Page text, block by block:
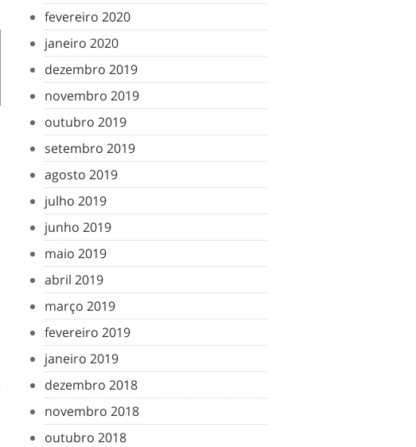
fevereiro 2020
janeiro 2020
dezembro 2019
novembro 2019
outubro 2019
setembro 2019
agosto 2019
julho 2019
junho 2019
maio 2019
abril 2019
março 2019
fevereiro 2019
janeiro 2019
dezembro 2018
novembro 2018
outubro 2018